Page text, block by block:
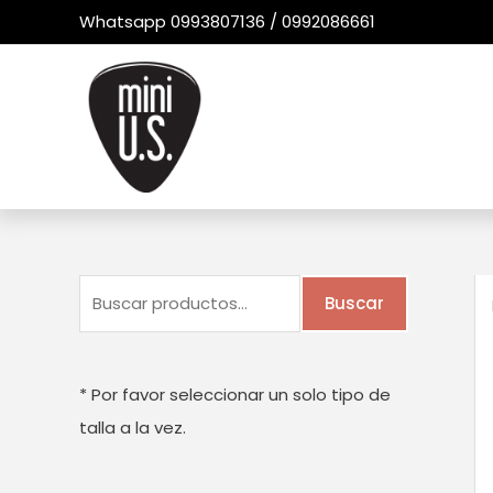
al
Whatsapp 0993807136 / 0992086661
c
a
Buscar
* Por favor seleccionar un solo tipo de
talla a la vez.